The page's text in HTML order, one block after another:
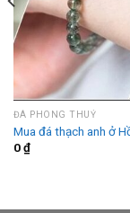
ĐÁ PHONG THUỶ
Mua đá thạch anh ở
0₫